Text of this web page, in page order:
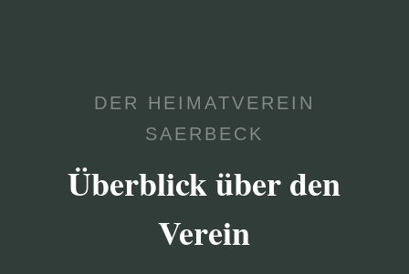
DER HEIMATVEREIN
SAERBECK
Überblick über den
Verein